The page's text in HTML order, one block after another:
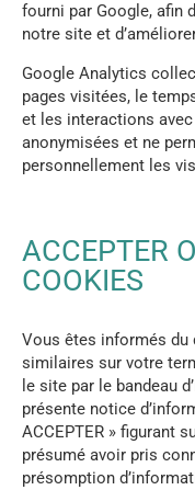
fourni par Google, afin
notre site et
Google Analytics
pages visitées, le
et les interactions
anonymisées et ne
personnellement les
ACCEPTER
COOKIES
Vous êtes informés du
similaires sur votre
le site par le bandeau
présente notice
ACCEPTER » figurant
présumé avoir pris
présomption